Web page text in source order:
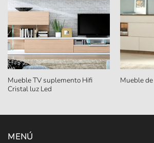
Mueble TV suplemento Hifi
Cristal luz Led
Mueble
MENÚ